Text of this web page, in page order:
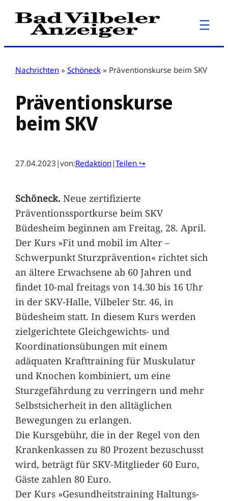
Zum
Inhalt
Nachrichten » Schöneck » Präventionskurse beim SKV
Präventionskurse
beim SKV
27.04.2023 |von:Redaktion|Teilen ↪
Schöneck. Neue zertifizierte
Präventionssportkurse beim SKV
Büdesheim beginnen am Freitag, 28. April.
Der Kurs »Fit und mobil im Alter –
Schwerpunkt Sturzprävention« richtet sich
an ältere Erwachsene ab 60 Jahren und
findet 10-mal freitags von 14.30 bis 16 Uhr
in der SKV-Halle, Vilbeler Str. 46, in
Büdesheim statt. In diesem Kurs werden
zielgerichtete Gleichgewichts- und
Koordinationsübungen mit einem
adäquaten Krafttraining für Muskulatur
und Knochen kombiniert, um eine
Sturzgefährdung zu verringern und mehr
Selbstsicherheit in den alltäglichen
Bewegungen zu erlangen.
Die Kursgebühr, die in der Regel von den
Krankenkassen zu 80 Prozent bezuschusst
wird, beträgt für SKV-Mitglieder 60 Euro,
Gäste zahlen 80 Euro.
Der Kurs »Gesundheitstraining Haltungs-